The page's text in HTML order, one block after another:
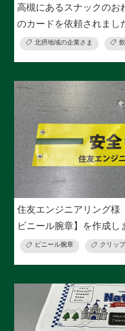
高槻にあるスナックのお
のカードを依頼されまし
北摂地域の企業さま
住友エンジニアリング
ビニール腕章】を作成し
ビニール腕章 クリッ